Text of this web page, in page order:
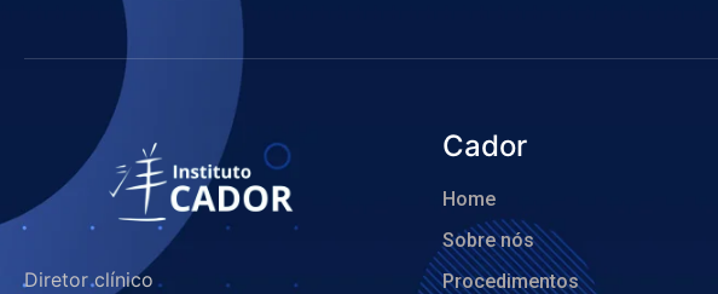
Diretor clínico
Cador
Home
Sobre nós
Procedimentos